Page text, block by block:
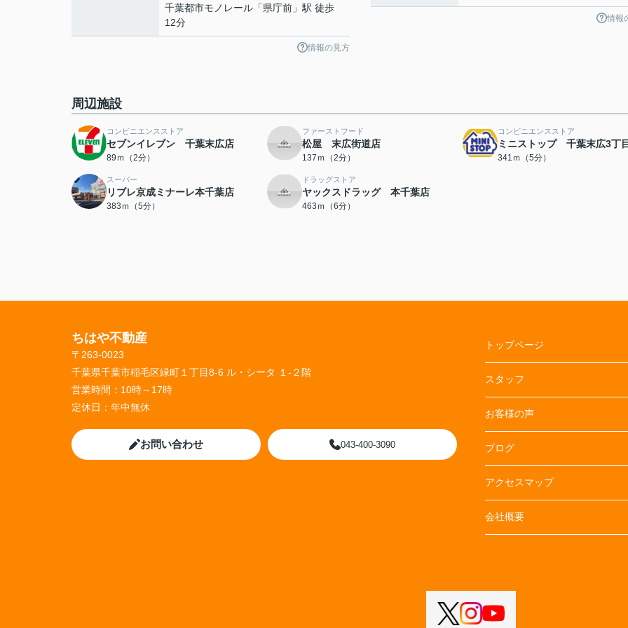
千葉都市モノレール 「県庁前 」駅 徒歩
12分
情報の見方
情報
周辺施設
コンビニエンスストア
セブンイレブン 千葉末広店
89ｍ（2分）
ファーストフード
松屋 末広街道店
137ｍ（2分）
コンビニエンスストア
ミニストップ 千葉末広3丁
341ｍ（5分）
スーパー
リブレ京成ミナーレ本千葉店
383ｍ（5分）
ドラッグストア
ヤックスドラッグ 本千葉店
463ｍ（6分）
ちはや不動産
〒263-0023
千葉県千葉市稲毛区緑町１丁目8-6 ル・シータ １-２階
営業時間： 10時～17時
定休日： 年中無休
お問い合わせ 043-400-3090
トップページ
スタッフ
お客様の声
ブログ
アクセスマップ
会社概要